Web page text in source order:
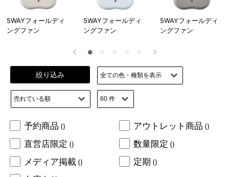
5WAYフォールディ
ングファン
5WAYフォールディ
ングファン
5WAYフォールディ
ングファン
絞り込み
予約商品 () アウトレット商品 ()
直営店限定 () 数量限定 ()
メディア掲載 () 定期 ()